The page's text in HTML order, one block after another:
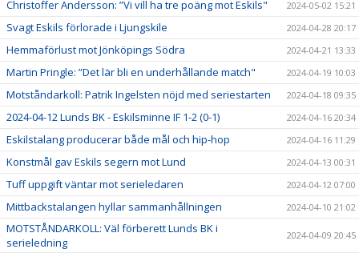
Christoffer Andersson: ”Vi vill ha tre poäng mot Eskils" 2024-05-02 15:21
Svagt Eskils förlorade i Ljungskile 2024-04-28 20:17
Hemmaförlust mot Jönköpings Södra 2024-04-21 13:33
Martin Pringle: ”Det lär bli en underhållande match" 2024-04-19 10:03
Motståndarkoll: Patrik Ingelsten nöjd med seriestarten 2024-04-18 09:35
2024-04-12 Lunds BK - Eskilsminne IF 1-2 (0-1) 2024-04-16 20:34
Eskilstalang producerar både mål och hip-hop 2024-04-16 11:29
Konstmål gav Eskils segern mot Lund 2024-04-13 00:31
Tuff uppgift väntar mot serieledaren 2024-04-12 07:00
Mittbackstalangen hyllar sammanhållningen 2024-04-10 21:02
MOTSTÅNDARKOLL: Väl förberett Lunds BK i
serieledning
2024-04-09 20:45